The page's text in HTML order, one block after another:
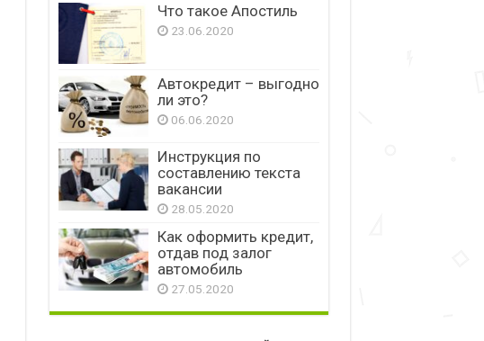
Что такое Апостиль
23.06.2020
Автокредит – выгодно
ли это?
06.06.2020
Инструкция по
составлению текста
вакансии
28.05.2020
Как оформить кредит,
отдав под залог
автомобиль
27.05.2020